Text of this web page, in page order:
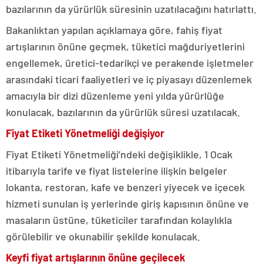
bazılarının da yürürlük süresinin uzatılacağını hatırlattı.
Bakanlıktan yapılan açıklamaya göre, fahiş fiyat
artışlarının önüne geçmek, tüketici mağduriyetlerini
engellemek, üretici-tedarikçi ve perakende işletmeler
arasındaki ticari faaliyetleri ve iç piyasayı düzenlemek
amacıyla bir dizi düzenleme yeni yılda yürürlüğe
konulacak, bazılarının da yürürlük süresi uzatılacak.
Fiyat Etiketi Yönetmeliği değişiyor
Fiyat Etiketi Yönetmeliği’ndeki değişiklikle, 1 Ocak
itibarıyla tarife ve fiyat listelerine ilişkin belgeler
lokanta, restoran, kafe ve benzeri yiyecek ve içecek
hizmeti sunulan iş yerlerinde giriş kapısının önüne ve
masaların üstüne, tüketiciler tarafından kolaylıkla
görülebilir ve okunabilir şekilde konulacak.
Keyfi fiyat artışlarının önüne geçilecek